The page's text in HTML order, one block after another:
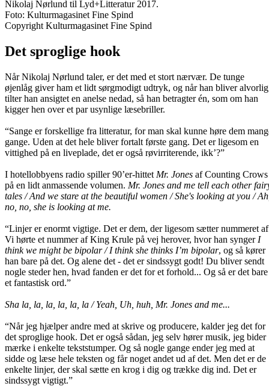
Nikolaj Nørlund til Lyd+Litteratur 2017.
Foto: Kulturmagasinet Fine Spind
Copyright Kulturmagasinet Fine Spind
Det sproglige hook
Når Nikolaj Nørlund taler, er det med et stort nærvær. De tunge
øjenlåg giver ham et lidt sørgmodigt udtryk, og når han bliver
tilter han ansigtet en anelse nedad, så han betragter én, som om han
kigger hen over et par usynlige læsebriller.
“Sange er forskellige fra litteratur, for man skal kunne høre dem
gange. Uden at det hele bliver fortalt første gang. Det er ligesom en
vittighed på en liveplade, det er også røvirriterende, ikk’?”
I hotellobbyens radio spiller 90’er-hittet Mr. Jones af Counting Crows
på en lidt anmassende volumen. Mr. Jones and me tell each other
tales / And we stare at the beautiful women / She's looking at you /
no, no, she is looking at me.
“Linjer er enormt vigtige. Det er dem, der ligesom sætter nummeret
Vi hørte et nummer af King Krule på vej herover, hvor han synger I
think we might be bipolar / I think she thinks I’m bipolar, og så kører
han bare på det. Og alene det - det er sindssygt godt! Du bliver sendt
nogle steder hen, hvad fanden er det for et forhold... Og så er det bare
et fantastisk ord.”
Sha la, la, la, la, la, la / Yeah, Uh, huh, Mr. Jones and me...
“Når jeg hjælper andre med at skrive og producere, kalder jeg det for
det sproglige hook. Det er også sådan, jeg selv hører musik, jeg bider
mærke i enkelte tekststumper. Og så nogle gange ender jeg med at
sidde og læse hele teksten og får noget andet ud af det. Men det er de
enkelte linjer, der skal sætte en krog i dig og trække dig ind. Det er
sindssygt vigtigt.”